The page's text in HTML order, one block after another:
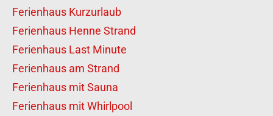
Ferienhaus Kurzurlaub
Ferienhaus Henne Strand
Ferienhaus Last Minute
Ferienhaus am Strand
Ferienhaus mit Sauna
Ferienhaus mit Whirlpool